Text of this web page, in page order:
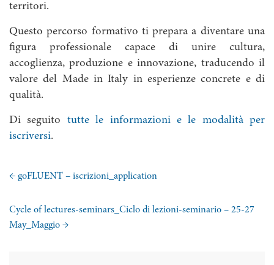
territori.
Questo percorso formativo ti prepara a diventare una
figura professionale capace di unire cultura,
accoglienza, produzione e innovazione, traducendo il
valore del Made in Italy in esperienze concrete e di
qualità.
Di seguito tutte le informazioni e le modalità per
iscriversi.
← goFLUENT – iscrizioni_application
Cycle of lectures-seminars_Ciclo di lezioni-seminario – 25-27
May_Maggio →